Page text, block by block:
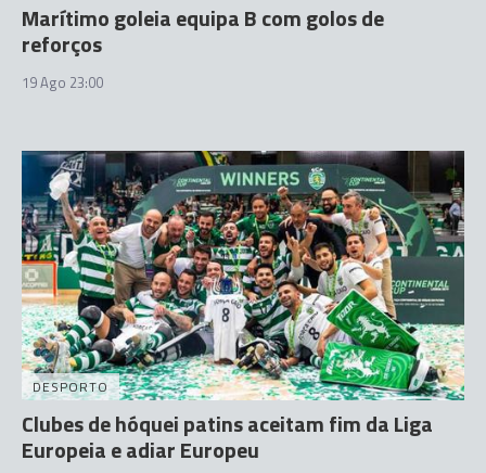
Marítimo goleia equipa B com golos de
reforços
19 Ago 23:00
DESPORTO
Clubes de hóquei patins aceitam fim da Liga
Europeia e adiar Europeu